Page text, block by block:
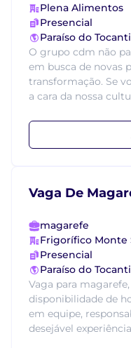
Plena Alimentos
Presencial
Paraíso do
O grupo cdm não
em busca de novas
transformação. Se
a cara da nossa
Vaga De
magarefe
Frigorífico Monte
Presencial
Paraíso do
Vaga para
disponibilidade de
em equipe,
desejável